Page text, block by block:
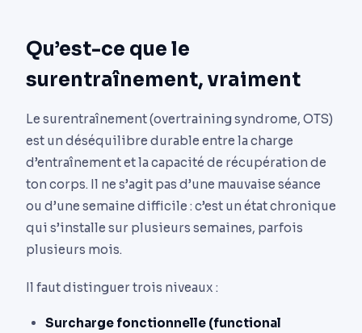
Qu’est-ce que le
surentraînement, vraiment
Le surentraînement (overtraining syndrome, OTS)
est un déséquilibre durable entre la charge
d’entraînement et la capacité de récupération de
ton corps. Il ne s’agit pas d’une mauvaise séance
ou d’une semaine difficile : c’est un état chronique
qui s’installe sur plusieurs semaines, parfois
plusieurs mois.
Il faut distinguer trois niveaux :
Surcharge fonctionnelle (functional